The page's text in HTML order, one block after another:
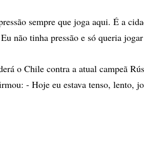
sempre que joga aqui. É a
não tinha pressão e só queria
o Chile contra a atual campeã
- Hoje eu estava tenso, lento,